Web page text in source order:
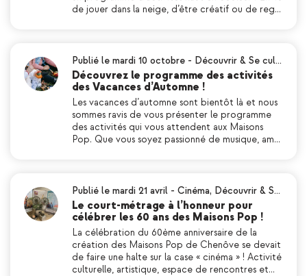
de jouer dans la neige, d’être créatif ou de reg…
Publié le mardi 10 octobre - Découvrir & Se cul…
Découvrez le programme des activités
des Vacances d’Automne !
Les vacances d’automne sont bientôt là et nous
sommes ravis de vous présenter le programme
des activités qui vous attendent aux Maisons
Pop. Que vous soyez passionné de musique, am…
Publié le mardi 21 avril - Cinéma, Découvrir & S…
Le court-métrage à l’honneur pour
célébrer les 60 ans des Maisons Pop !
La célébration du 60ème anniversaire de la
création des Maisons Pop de Chenôve se devait
de faire une halte sur la case « cinéma » ! Activité
culturelle, artistique, espace de rencontres et…